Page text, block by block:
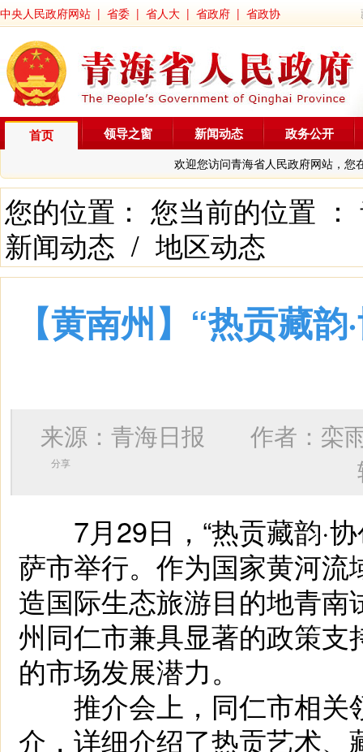
中央人民政府网站 | 省委 | 省人大 | 省政府 | 省政协
首页
欢迎您访问青海省人民政府网站，您
领导之窗 新闻动态 政务公开
您的位置： 您当前的位置 ：
新闻动态 / 地区动态
【黄南州】“热贡藏
来源：青海日报 作者： 栾
分享
7月29日，“热贡藏韵·协
萨市举行。作为国家黄河
造国际生态旅游目的地青
州同仁市兼具显著的政策
的市场发展潜力。
推介会上，同仁市相关
介，详细介绍了热贡艺术